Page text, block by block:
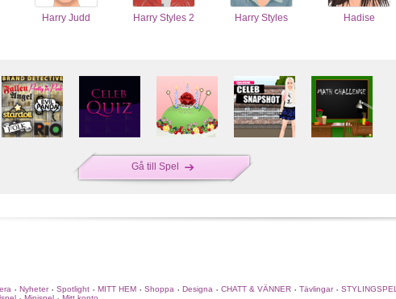
Harry Judd Harry Styles 2 Harry Styles Hadise
Gå till Spel
• Nyheter • Spotlight • MITT HEM • Shoppa • Designa • CHATT & VÄNNER • Tävlingar • STYLINGSPEL